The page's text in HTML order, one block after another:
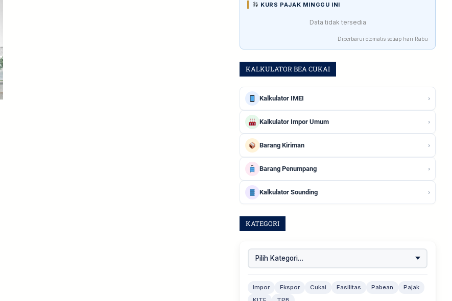
KURS PAJAK MINGGU INI
Data tidak tersedia
Diperbarui otomatis setiap hari Rabu
KALKULATOR BEA CUKAI
Kalkulator IMEI ›
Kalkulator Impor Umum ›
Barang Kiriman ›
Barang Penumpang ›
Kalkulator Sounding ›
KATEGORI
Impor Ekspor Cukai Fasilitas Pabean
Pajak